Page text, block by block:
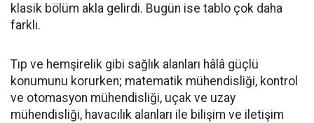
klasik bölüm akla gelirdi. Bugün ise tablo çok daha
farklı.
Tıp ve hemşirelik gibi sağlık alanları hâlâ güçlü
konumunu korurken; matematik mühendisliği, kontrol
ve otomasyon mühendisliği, uçak ve uzay
mühendisliği, havacılık alanları ile bilişim ve iletişim